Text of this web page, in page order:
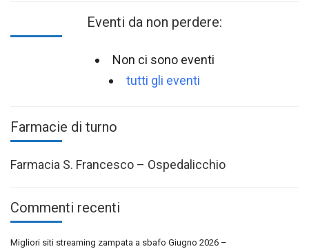
Eventi da non perdere:
Non ci sono eventi
tutti gli eventi
Farmacie di turno
Farmacia S. Francesco – Ospedalicchio
Commenti recenti
Migliori siti streaming zampata a sbafo Giugno 2026 –